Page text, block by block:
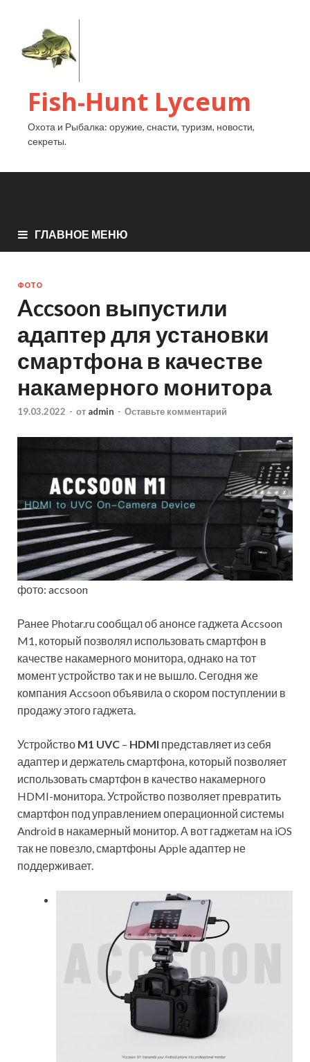
Fish-Hunt Lyceum
Охота и Рыбалка: оружие, снасти, туризм, новости,
секреты.
ГЛАВНОЕ МЕНЮ
ФОТО
Accsoon выпустили
адаптер для установки
смартфона в качестве
накамерного монитора
19.03.2022 - от admin - Оставьте комментарий
фото: accsoon
Ранее Photar.ru сообщал об анонсе гаджета Accsoon
M1, который позволял использовать смартфон в
качестве накамерного монитора, однако на тот
момент устройство так и не вышло. Сегодня же
компания Accsoon объявила о скором поступлении в
продажу этого гаджета.
Устройство M1 UVC – HDMI представляет из себя
адаптер и держатель смартфона, который позволяет
использовать смартфон в качество накамерного
HDMI-монитора. Устройство позволяет превратить
смартфон под управлением операционной системы
Android в накамерный монитор. А вот гаджетам на iOS
так не повезло, смартфоны Apple адаптер не
поддерживает.